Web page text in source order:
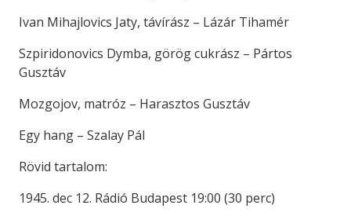
Ivan Mihajlovics Jaty, távírász – Lázár Tihamér
Szpiridonovics Dymba, görög cukrász – Pártos
Gusztáv
Mozgojov, matróz – Harasztos Gusztáv
Egy hang – Szalay Pál
Rövid tartalom:
1945. dec 12. Rádió Budapest 19:00 (30 perc)